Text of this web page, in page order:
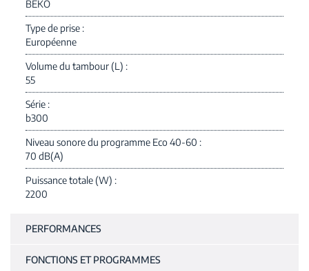
BEKO
Type de prise
Européenne
Volume du tambour (L)
55
Série
b300
Niveau sonore du programme Eco 40-60
70 dB(A)
Puissance totale (W)
2200
PERFORMANCES
FONCTIONS ET PROGRAMMES